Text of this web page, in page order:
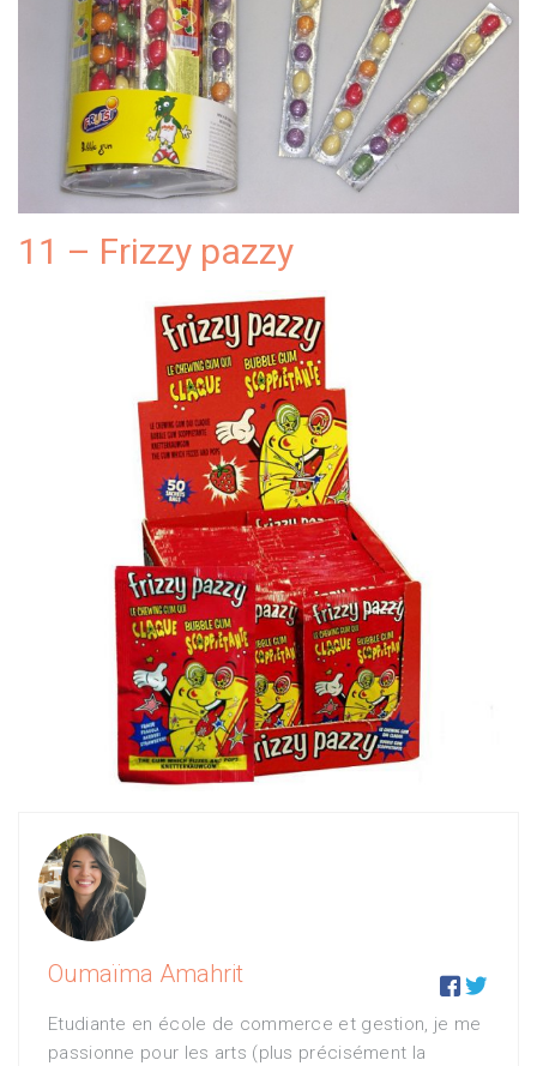
11 – Frizzy pazzy
Oumaïma Amahrit 

Etudiante en école de commerce et gestion, je me
passionne pour les arts (plus précisément la